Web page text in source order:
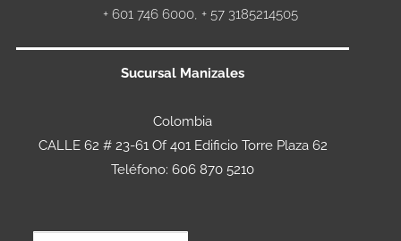
+ 601 746 6000, + 57 3185214505
Sucursal Manizales
Colombia
CALLE 62 # 23-61 Of 401 Edificio Torre Plaza 62
Teléfono: 606 870 5210